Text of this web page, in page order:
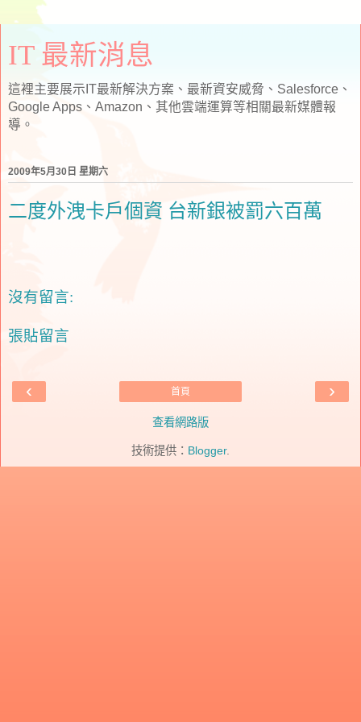
IT 最新消息
這裡主要展示IT最新解決方案、最新資安威脅、Salesforce、
Google Apps、Amazon、其他雲端運算等相關最新媒體報
導。
2009年5月30日 星期六
二度外洩卡戶個資 台新銀被罰六百萬
沒有留言:
張貼留言
‹ ›
首頁
查看網路版
技術提供： Blogger.